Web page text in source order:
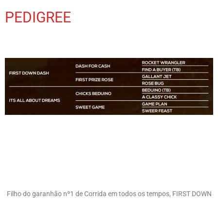
PEDIGREE
Filho do garanhão nº1 de Corrida em todos os tempos, FIRST DOWN